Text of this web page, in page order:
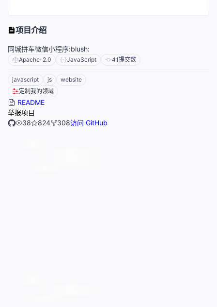
项目介绍
同城拼车微信小程序:blush:
Apache-2.0 JavaScript 41提交数
javascript js
website
定制我的领域
README
举报项目
38
824 308访问 GitHub